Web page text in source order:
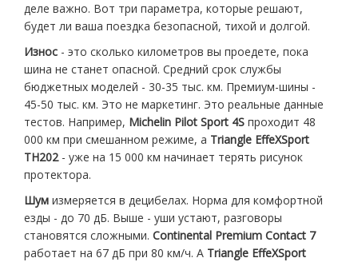
деле важно. Вот три параметра, которые решают,
будет ли ваша поездка безопасной, тихой и долгой.
Износ - это сколько километров вы проедете, пока
шина не станет опасной. Средний срок службы
бюджетных моделей - 30-35 тыс. км. Премиум-шины -
45-50 тыс. км. Это не маркетинг. Это реальные данные
тестов. Например, Michelin Pilot Sport 4S проходит 48
000 км при смешанном режиме, а Triangle EffeXSport
TH202- уже на 15 000 км начинает терять рисунок
протектора.
Шум измеряется в децибелах. Норма для комфортной
езды - до 70 дБ. Выше - уши устают, разговоры
становятся сложными. Continental Premium Contact 7
работает на 67 дБ при 80 км/ч. А Triangle EffeXSport